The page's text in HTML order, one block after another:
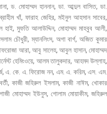
ড. মোহাম্মদ হাননান, ডা. আব্দুল বাসিত, ডা.
খাঁ, ফারাহ জেহির, মইনুল আহসান সাবের,
মুফতি আলাউদ্দিন, মোহাম্মদ মাহবুব আলী,
চৌধুরী, ম্যানলিংস, অগা বার্গ, অজিত কুমার
আরা, আবু সালেহ, আবুল হাসান, মোহাম্মদ
হেমিংওয়ে, আলম তালুকদার, আহমদ উল্লাহ,
এ. কে. এ. ফিরোজ নন, এম. এ. করিম, এস. এম.
কাজী জহিরুল ইসলাম, কাজী নাঈম, খোকার
মোহাম্মদ ইউনুস, গোলাম মোয়াকীম, জহিরুল